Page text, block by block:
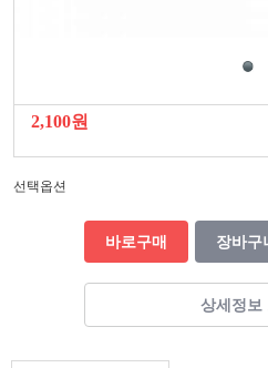
2,100원
선택옵션
바로구매 장바구
상세정보